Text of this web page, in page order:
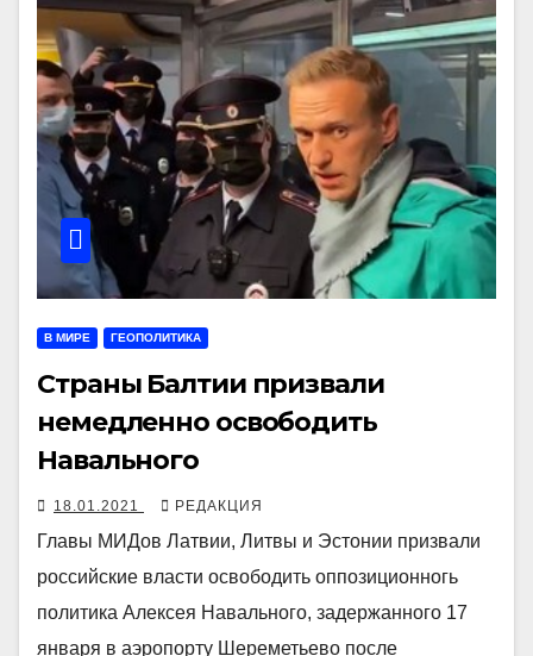
В МИРЕ ГЕОПОЛИТИКА
Страны Балтии призвали
немедленно освободить
Навального
18.01.2021 РЕДАКЦИЯ
Главы МИДов Латвии, Литвы и Эстонии призвали
российские власти освободить оппозиционногь
политика Алексея Навального, задержанного 17
января в аэропорту Шереметьево после